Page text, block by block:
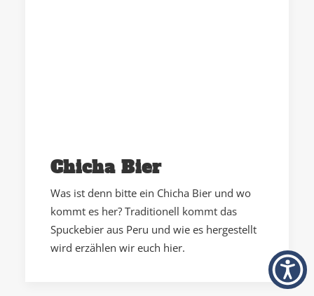
Chicha Bier
Was ist denn bitte ein Chicha Bier und wo
kommt es her? Traditionell kommt das
Spuckebier aus Peru und wie es hergestellt
wird erzählen wir euch hier.